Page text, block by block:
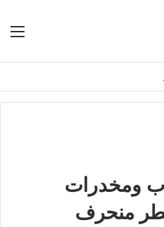
ومخدرات
منحرف